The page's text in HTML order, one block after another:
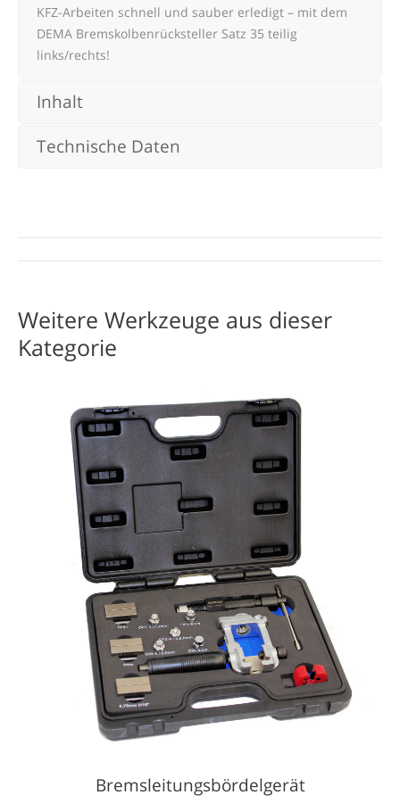
KFZ-Arbeiten schnell und sauber erledigt – mit dem
DEMA Bremskolbenrücksteller Satz 35 teilig
links/rechts!
Inhalt
Technische Daten
Project
Weitere Werkzeuge aus dieser
Kategorie
Bremsleitungsbördelgerät